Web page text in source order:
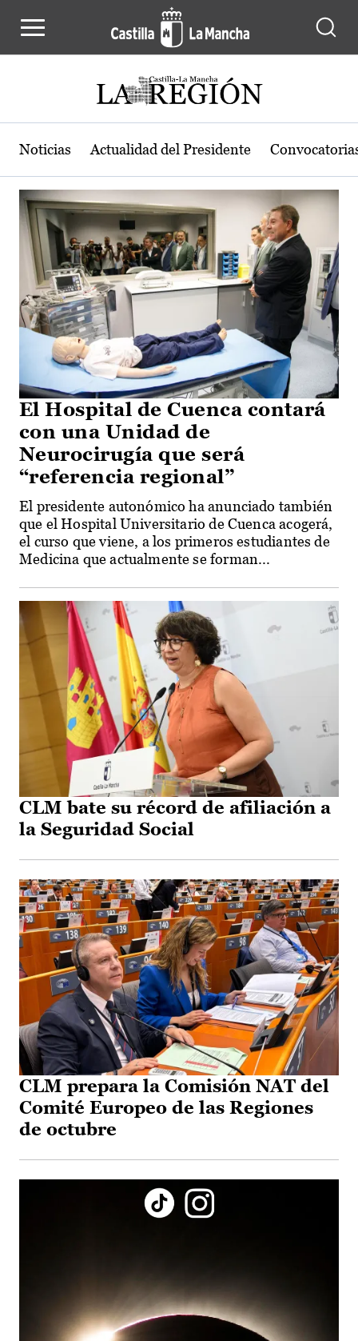
Actualidad de la región de Castilla-
Noticias Actualidad del Presidente
El Hospital de Cuenca contará
con una Unidad de
Neurocirugía que será
“referencia regional”
El presidente autonómico ha anunciado también
que el Hospital Universitario de Cuenca acogerá,
el curso que viene, a los primeros estudiantes de
Medicina que actualmente se forman...
CLM bate su récord de afiliación a
la Seguridad Social
CLM prepara la Comisión NAT del
Comité Europeo de las Regiones
de octubre